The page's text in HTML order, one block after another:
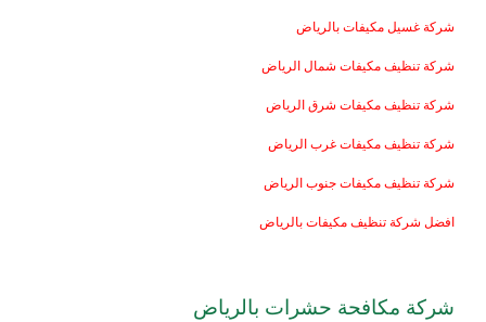
شركة غسيل مكيفات بالرياض
شركة تنظيف مكيفات شمال الرياض
شركة تنظيف مكيفات شرق الرياض
شركة تنظيف مكيفات غرب الرياض
شركة تنظيف مكيفات جنوب الرياض
افضل شركة تنظيف مكيفات بالرياض
شركة مكافحة حشرات بالرياض